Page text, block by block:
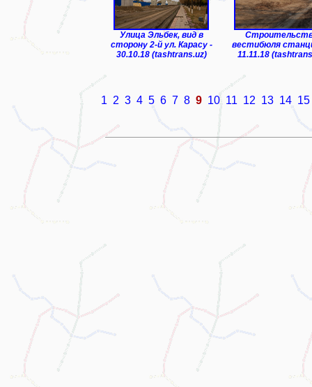
Улица Эльбек, вид в
сторону 2-й ул. Карасу -
30.10.18 (tashtrans.uz)
вестибюля
11.11.18
1 2 3 4 5 6 7 8 9 10 11 12 13 14 15